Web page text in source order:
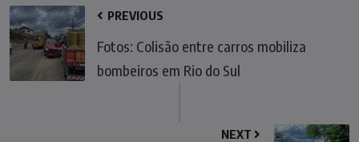
PREVIOUS
Fotos: Colisão entre carros mobiliza
bombeiros em Rio do Sul
NEXT